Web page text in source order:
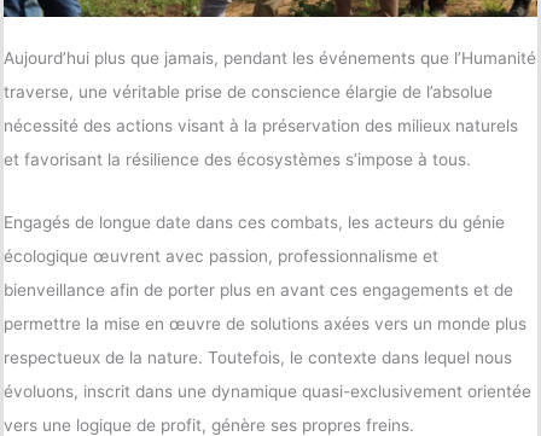
Aujourd’hui plus que jamais, pendant les événements que l’Humanité
traverse, une véritable prise de conscience élargie de l’absolue
nécessité des actions visant à la préservation des milieux naturels
et favorisant la résilience des écosystèmes s’impose à tous.
Engagés de longue date dans ces combats, les acteurs du génie
écologique œuvrent avec passion, professionnalisme et
bienveillance afin de porter plus en avant ces engagements et de
permettre la mise en œuvre de solutions axées vers un monde plus
respectueux de la nature. Toutefois, le contexte dans lequel nous
évoluons, inscrit dans une dynamique quasi-exclusivement orientée
vers une logique de profit, génère ses propres freins.